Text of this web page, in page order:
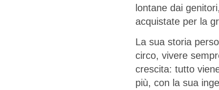
lontane dai
acquistate per la
La sua storia
circo, vivere
crescita: tutto
più, con la sua